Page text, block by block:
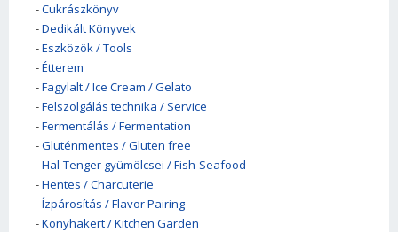
-Cukrászkönyv
-Dedikált Könyvek
-Eszközök / Tools
-Étterem
-Fagylalt / Ice Cream / Gelato
-Felszolgálás technika / Service
-Fermentálás / Fermentation
-Gluténmentes / Gluten free
-Hal-Tenger gyümölcsei / Fish-Seafood
-Hentes / Charcuterie
-Ízpárosítás / Flavor Pairing
-Konyhakert / Kitchen Garden